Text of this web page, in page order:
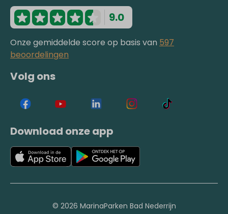
9.0
Onze gemiddelde score op basis van 597
beoordelingen
Volg ons
Download onze app
© 2026 MarinaParken Bad Nederrijn